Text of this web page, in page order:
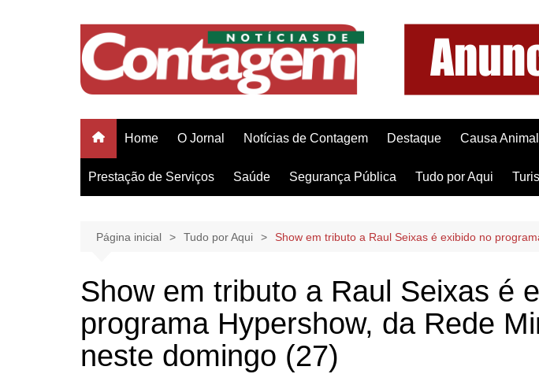
Home O Jornal Notícias de Contagem Destaque Causa Animal
Prestação de Serviços Saúde Segurança Pública Tudo por Aqui
Página inicial Tudo por Aqui Show em tributo a Raul Seixas é exibido no
Show em tributo a Raul Seixas é
programa Hypershow, da Rede
neste domingo (27)